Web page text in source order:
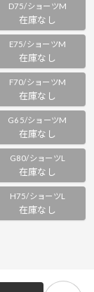
D75/ショーツM
在庫なし
E75/ショーツM
在庫なし
F70/ショーツM
在庫なし
G65/ショーツM
在庫なし
G80/ショーツL
在庫なし
H75/ショーツL
在庫なし